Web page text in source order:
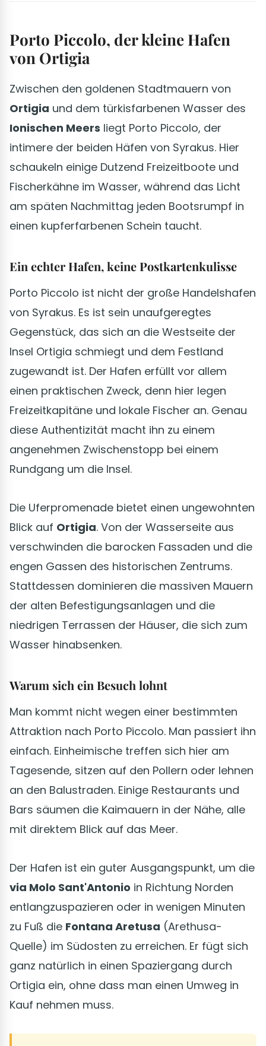
Porto Piccolo, der kleine Hafen
von Ortigia
Zwischen den goldenen Stadtmauern von
Ortigia und dem türkisfarbenen Wasser des
Ionischen Meers liegt Porto Piccolo, der
intimere der beiden Häfen von Syrakus. Hier
schaukeln einige Dutzend Freizeitboote und
Fischerkähne im Wasser, während das Licht
am späten Nachmittag jeden Bootsrumpf in
einen kupferfarbenen Schein taucht.
Ein echter Hafen, keine Postkartenkulisse
Porto Piccolo ist nicht der große Handelshafen
von Syrakus. Es ist sein unaufgeregtes
Gegenstück, das sich an die Westseite der
Insel Ortigia schmiegt und dem Festland
zugewandt ist. Der Hafen erfüllt vor allem
einen praktischen Zweck, denn hier legen
Freizeitkapitäne und lokale Fischer an. Genau
diese Authentizität macht ihn zu einem
angenehmen Zwischenstopp bei einem
Rundgang um die Insel.
Die Uferpromenade bietet einen ungewohnten
Blick auf Ortigia. Von der Wasserseite aus
verschwinden die barocken Fassaden und die
engen Gassen des historischen Zentrums.
Stattdessen dominieren die massiven Mauern
der alten Befestigungsanlagen und die
niedrigen Terrassen der Häuser, die sich zum
Wasser hinabsenken.
Warum sich ein Besuch lohnt
Man kommt nicht wegen einer bestimmten
Attraktion nach Porto Piccolo. Man passiert ihn
einfach. Einheimische treffen sich hier am
Tagesende, sitzen auf den Pollern oder lehnen
an den Balustraden. Einige Restaurants und
Bars säumen die Kaimauern in der Nähe, alle
mit direktem Blick auf das Meer.
Der Hafen ist ein guter Ausgangspunkt, um die
via Molo Sant'Antonio in Richtung Norden
entlangzuspazieren oder in wenigen Minuten
zu Fuß die Fontana Aretusa (Arethusa-
Quelle) im Südosten zu erreichen. Er fügt sich
ganz natürlich in einen Spaziergang durch
Ortigia ein, ohne dass man einen Umweg in
Kauf nehmen muss.